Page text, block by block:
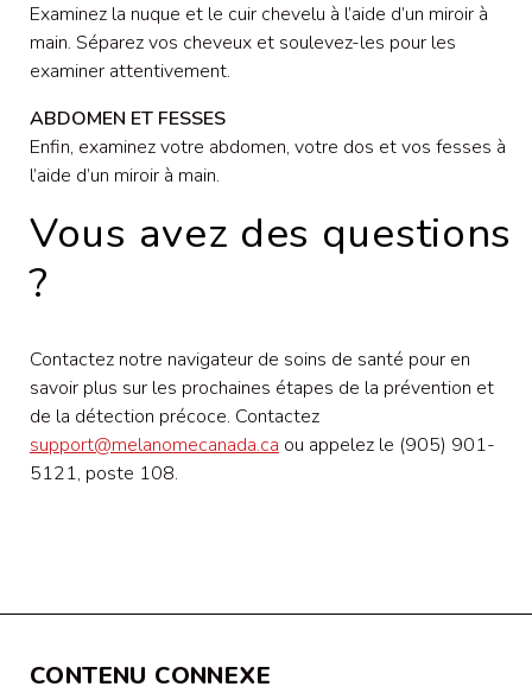
Examinez la nuque et le cuir chevelu à l’aide d’un miroir à
main. Séparez vos cheveux et soulevez-les pour les
examiner attentivement.
ABDOMEN ET FESSES
Enfin, examinez votre abdomen, votre dos et vos fesses à
l’aide d’un miroir à main.
Vous avez des questions
?
Contactez notre navigateur de soins de santé pour en
savoir plus sur les prochaines étapes de la prévention et
de la détection précoce. Contactez
support@melanomecanada.ca ou appelez le (905) 901-
5121, poste 108.
CONTENU CONNEXE